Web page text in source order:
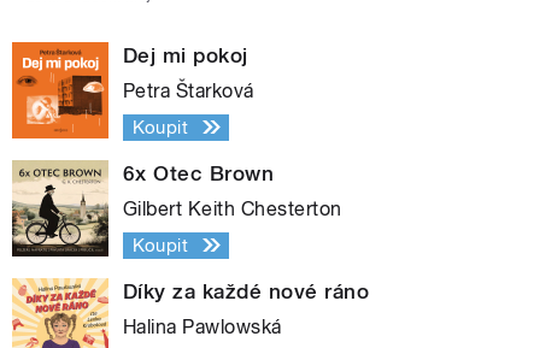
Dej mi pokoj
Petra Štarková
Koupit
6x Otec Brown
Gilbert Keith Chesterton
Koupit
Díky za každé nové ráno
Halina Pawlowská